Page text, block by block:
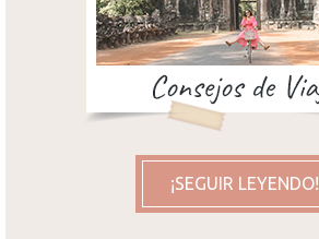
¡SEGUIR LEYENDO!